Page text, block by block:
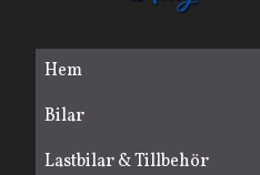
Hem
Bilar
Lastbilar & Tillbehör